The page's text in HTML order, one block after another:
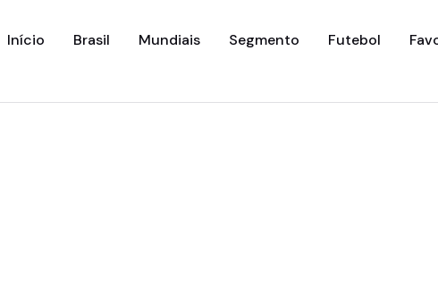
Início(current)
Brasil Mundiais Segmento Futebol